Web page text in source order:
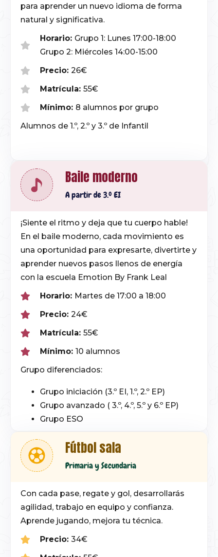
para aprender un nuevo idioma de forma
natural y significativa.
Horario: Grupo 1: Lunes 17:00-18:00
Grupo 2: Miércoles 14:00-15:00
Precio: 26€
Matrícula: 55€
Mínimo: 8 alumnos por grupo
Alumnos de 1.º, 2.º y 3.º de Infantil
Baile moderno
A partir de 3.º EI
¡Siente el ritmo y deja que tu cuerpo hable!
En el baile moderno, cada movimiento es
una oportunidad para expresarte, divertirte y
aprender nuevos pasos llenos de energía
con la escuela Emotion By Frank Leal
Horario: Martes de 17:00 a 18:00
Precio: 24€
Matrícula: 55€
Mínimo: 10 alumnos
Grupo diferenciados:
Grupo iniciación (3.º EI, 1.º, 2.º EP)
Grupo avanzado ( 3.º, 4.º, 5.º y 6.º EP)
Grupo ESO
Fútbol sala
Primaria y Secundaria
Con cada pase, regate y gol, desarrollarás
agilidad, trabajo en equipo y confianza.
Aprende jugando, mejora tu técnica.
Precio: 34€